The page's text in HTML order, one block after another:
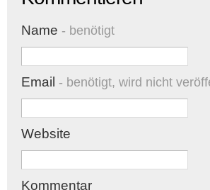
Name - benötigt
Email - benötigt, wird nicht
Website
Kommentar